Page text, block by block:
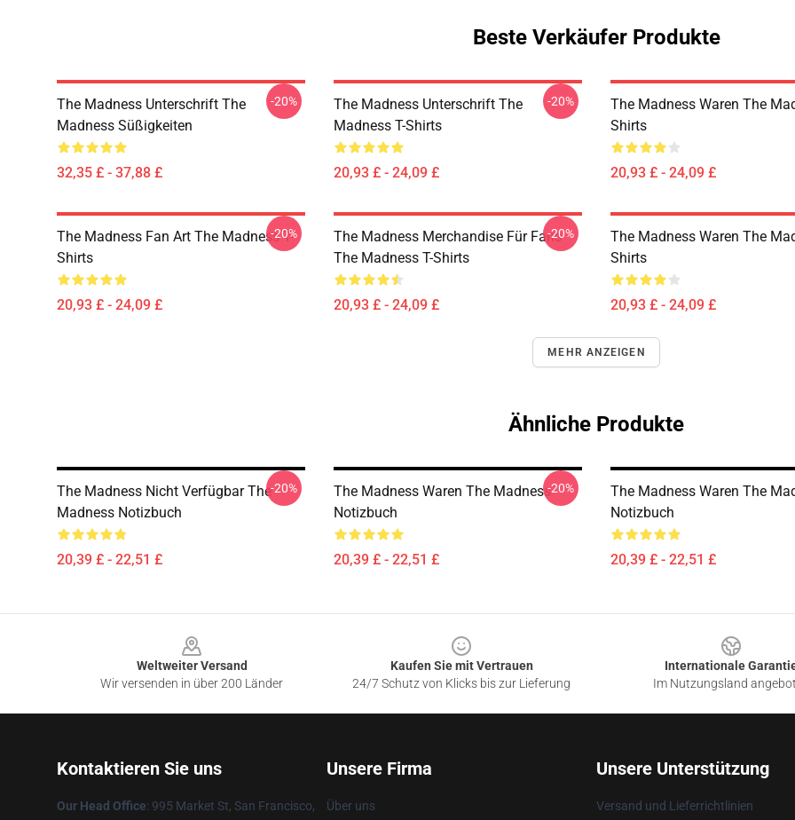
Beste Verkäufer Produkte
The Madness Unterschrift The
Madness Süßigkeiten
32,35 £ - 37,88 £
-20%
The Madness Unterschrift The
Madness T-Shirts
20,93 £ - 24,09 £
-20%
The Madness Waren The
Shirts
20,93 £ - 24,09 £
The Madness Fan Art The Madness T-
Shirts
20,93 £ - 24,09 £
-20%
The Madness Merchandise Für Fans
The Madness T-Shirts
20,93 £ - 24,09 £
-20%
The Madness Waren The
Shirts
20,93 £ - 24,09 £
MEHR ANZEIGEN
Ähnliche Produkte
The Madness Nicht Verfügbar The
Madness Notizbuch
20,39 £ - 22,51 £
-20%
The Madness Waren The Madness
Notizbuch
20,39 £ - 22,51 £
-20%
The Madness Waren The
Notizbuch
20,39 £ - 22,51 £
Weltweiter Versand
Wir versenden in über 200 Länder
Kaufen Sie mit Vertrauen
24/7 Schutz von Klicks bis zur Lieferung
Internationale
Im Nutzungsland
Kontaktieren Sie uns
Our Head Office: 995 Market St, San Francisco,
Unsere Firma
Über uns
Unsere Unterstützung
Versand und Lieferrichtlinien